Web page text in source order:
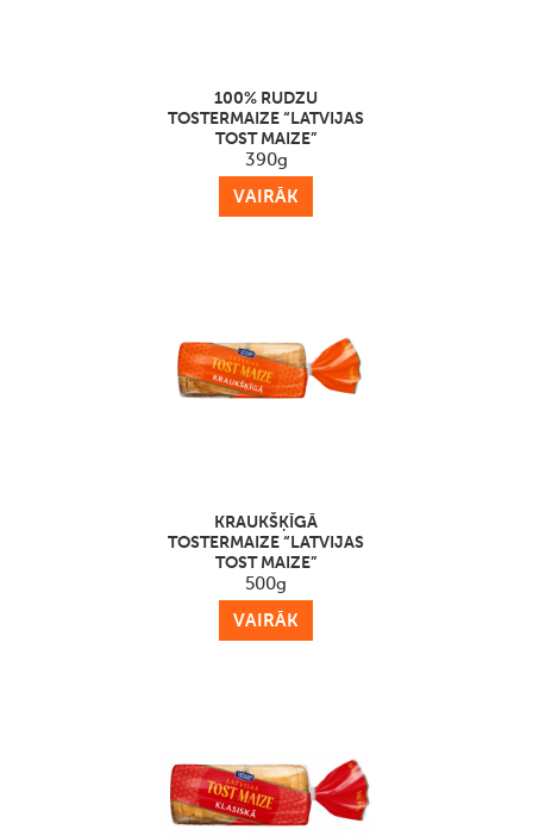
100% RUDZU
TOSTERMAIZE “LATVIJAS
TOST MAIZE”
390g
VAIRĀK
KRAUKŠĶĪGĀ
TOSTERMAIZE “LATVIJAS
TOST MAIZE”
500g
VAIRĀK